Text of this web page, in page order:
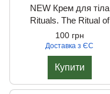
NEW Крем для тіла
Rituals. The Ritual of
Yozakura, 220 мл.
100 грн
Доставка з ЄС
Купити